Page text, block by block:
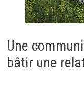
Une
bâtir une